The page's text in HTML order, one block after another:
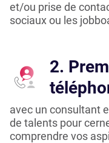
et/ou prise de
sociaux ou les
2.
avec un consultant
de talents pour
comprendre vos